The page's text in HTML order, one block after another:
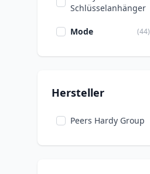
Schlüsselanhänger
Mode (44)
Hersteller
Peers Hardy Group